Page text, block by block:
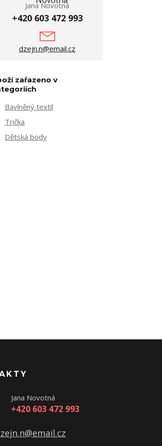
Jana Novotná
+420 603 472 993
dzejn.n@email.cz
zařazeno v
Bavlněný textil
Trička
Dětská body
Jana Novotná
+420 603 472 993